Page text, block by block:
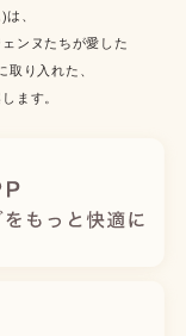
、
ンヌたちが愛した
取り入れた、
ます。